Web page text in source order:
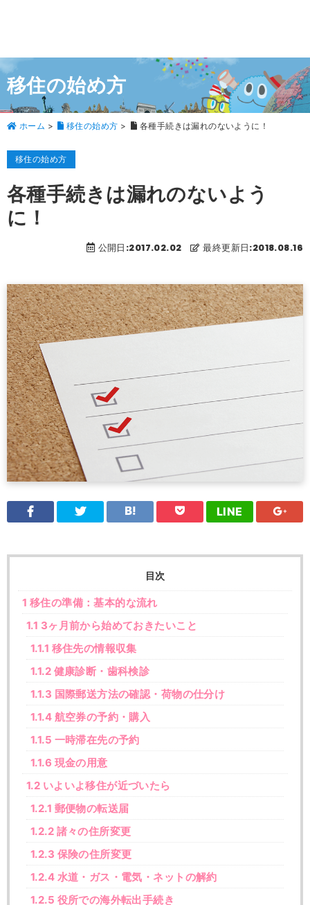
移住の始め方
ホーム > 移住の始め方 > 各種手続きは漏れのないように！
移住の始め方
各種手続きは漏れのないよう
に！
公開日:2017.02.02 最終更新日:2018.08.16
LINE
目次
1 移住の準備：基本的な流れ
1.1 3ヶ月前から始めておきたいこと
1.1.1 移住先の情報収集
1.1.2 健康診断・歯科検診
1.1.3 国際郵送方法の確認・荷物の仕分け
1.1.4 航空券の予約・購入
1.1.5 一時滞在先の予約
1.1.6 現金の用意
1.2 いよいよ移住が近づいたら
1.2.1 郵便物の転送届
1.2.2 諸々の住所変更
1.2.3 保険の住所変更
1.2.4 水道・ガス・電気・ネットの解約
1.2.5 役所での海外転出手続き